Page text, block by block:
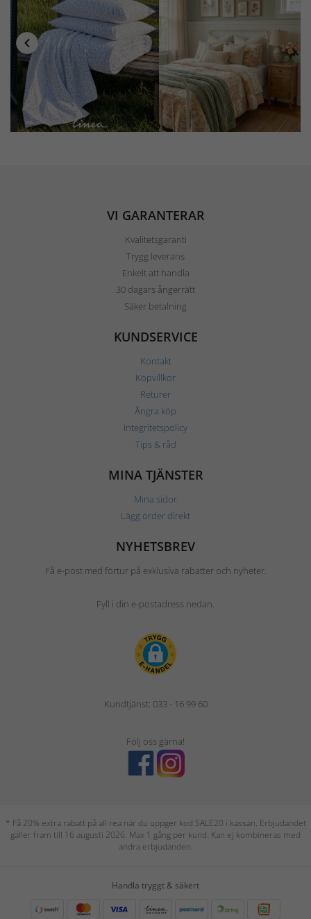
VI GARANTERAR
Kvalitetsgaranti
Trygg leverans
Enkelt att handla
30 dagars ångerrätt
Säker betalning
KUNDSERVICE
Kontakt
Köpvillkor
Returer
Ångra köp
Integritetspolicy
Tips & råd
MINA TJÄNSTER
Mina sidor
Lägg order direkt
NYHETSBREV
Få e-post med förtur på exklusiva rabatter och nyheter.
Fyll i din e-postadress nedan.
Kundtjänst: 033 - 16 99 60
Följ oss gärna!
* Få 20% extra rabatt på all rea när du uppger kod SALE20 i kassan. Erbjudandet
gäller fram till 16 augusti 2026. Max 1 gång per kund. Kan ej kombineras med
andra erbjudanden.
Handla tryggt & säkert